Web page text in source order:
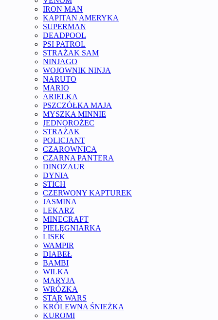
IRON MAN
KAPITAN AMERYKA
SUPERMAN
DEADPOOL
PSI PATROL
STRAŻAK SAM
NINJAGO
WOJOWNIK NINJA
NARUTO
MARIO
ARIELKA
PSZCZÓŁKA MAJA
MYSZKA MINNIE
JEDNOROŻEC
STRAŻAK
POLICJANT
CZAROWNICA
CZARNA PANTERA
DINOZAUR
DYNIA
STICH
CZERWONY KAPTUREK
JASMINA
LEKARZ
MINECRAFT
PIELĘGNIARKA
LISEK
WAMPIR
DIABEŁ
BAMBI
WILKA
MARYJA
WRÓZKA
STAR WARS
KRÓLEWNA ŚNIEŻKA
KUROMI